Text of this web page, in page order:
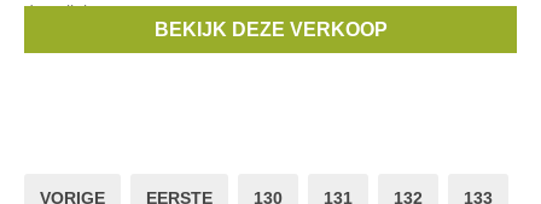
deze link.
Fam the label
BEKIJK DEZE VERKOOP
VORIGE EERSTE 130 131 132 133